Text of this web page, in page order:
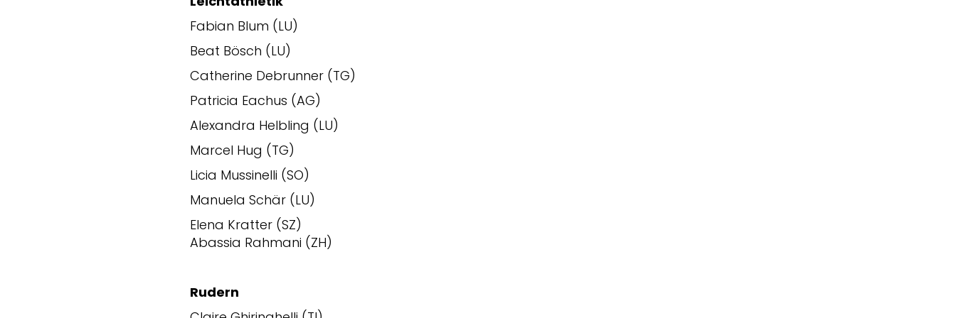
Fabian Blum (LU)
Beat Bösch (LU)
Catherine Debrunner (TG)
Patricia Eachus (AG)
Alexandra Helbling (LU)
Marcel Hug (TG)
Licia Mussinelli (SO)
Manuela Schär (LU)
Elena Kratter (SZ)
Abassia Rahmani (ZH)
Rudern